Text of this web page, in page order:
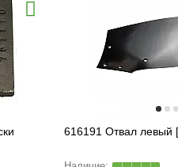
616191 Отвал левый